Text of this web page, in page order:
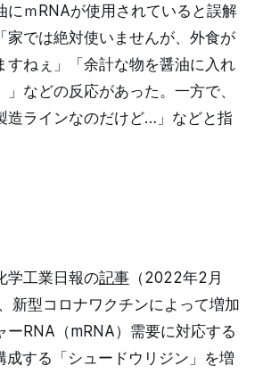
にｍRNAが使用されていると誤解
家では絶対使いませんが、外食が
すねぇ」「余計な物を醤油に入れ
などの反応があった。一方で、
造ラインなのだけど…」などと指
学工業日報の記事（2022年2月
新型コロナワクチンによって増加
ーRNA（mRNA）需要に対応する
成する「シュードウリジン」を増